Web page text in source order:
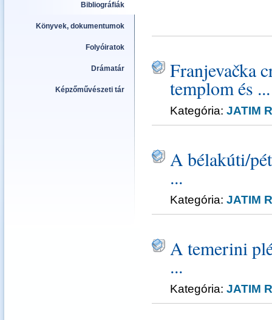
Bibliográfiák
Könyvek, dokumentumok
Folyóiratok
Drámatár
Képzőművészeti tár
Franjevačka
templom és ...
Kategória: JATIM
A bélakúti/
...
Kategória: JATIM
A temerini
...
Kategória: JATIM